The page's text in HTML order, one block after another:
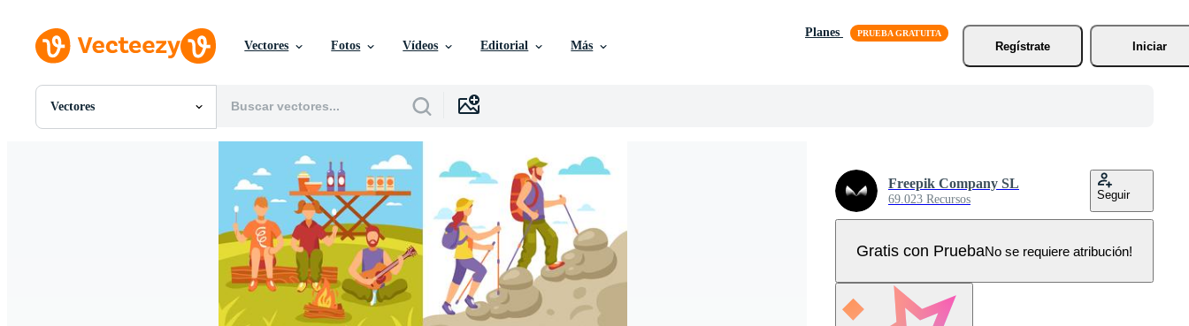
Vectores Fotos Vídeos Editorial Más
Planes
Regístrate
Iniciar
Vectores
Todas Imágenes
Freepik Company SL
69.023 Recursos Seguir
Gratis con PruebaNo se requiere atribución!